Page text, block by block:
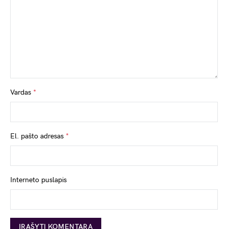
Vardas *
El. pašto adresas *
Interneto puslapis